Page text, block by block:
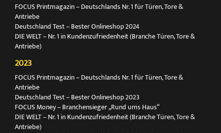
FOCUS Printmagazin – Deutschlands Nr. 1 für Türen, Tore &
Antriebe
Deutschland Test – Bester Onlineshop 2024
DIE WELT – Nr. 1 in Kundenzufriedenheit (Branche Türen, Tore &
Antriebe)
2023
FOCUS Printmagazin – Deutschlands Nr. 1 für Türen, Tore &
Antriebe
Deutschland Test – Bester Onlineshop 2023
FOCUS Money – Branchensieger „Rund ums Haus“
DIE WELT – Nr. 1 in Kundenzufriedenheit (Branche Türen, Tore &
Antriebe)